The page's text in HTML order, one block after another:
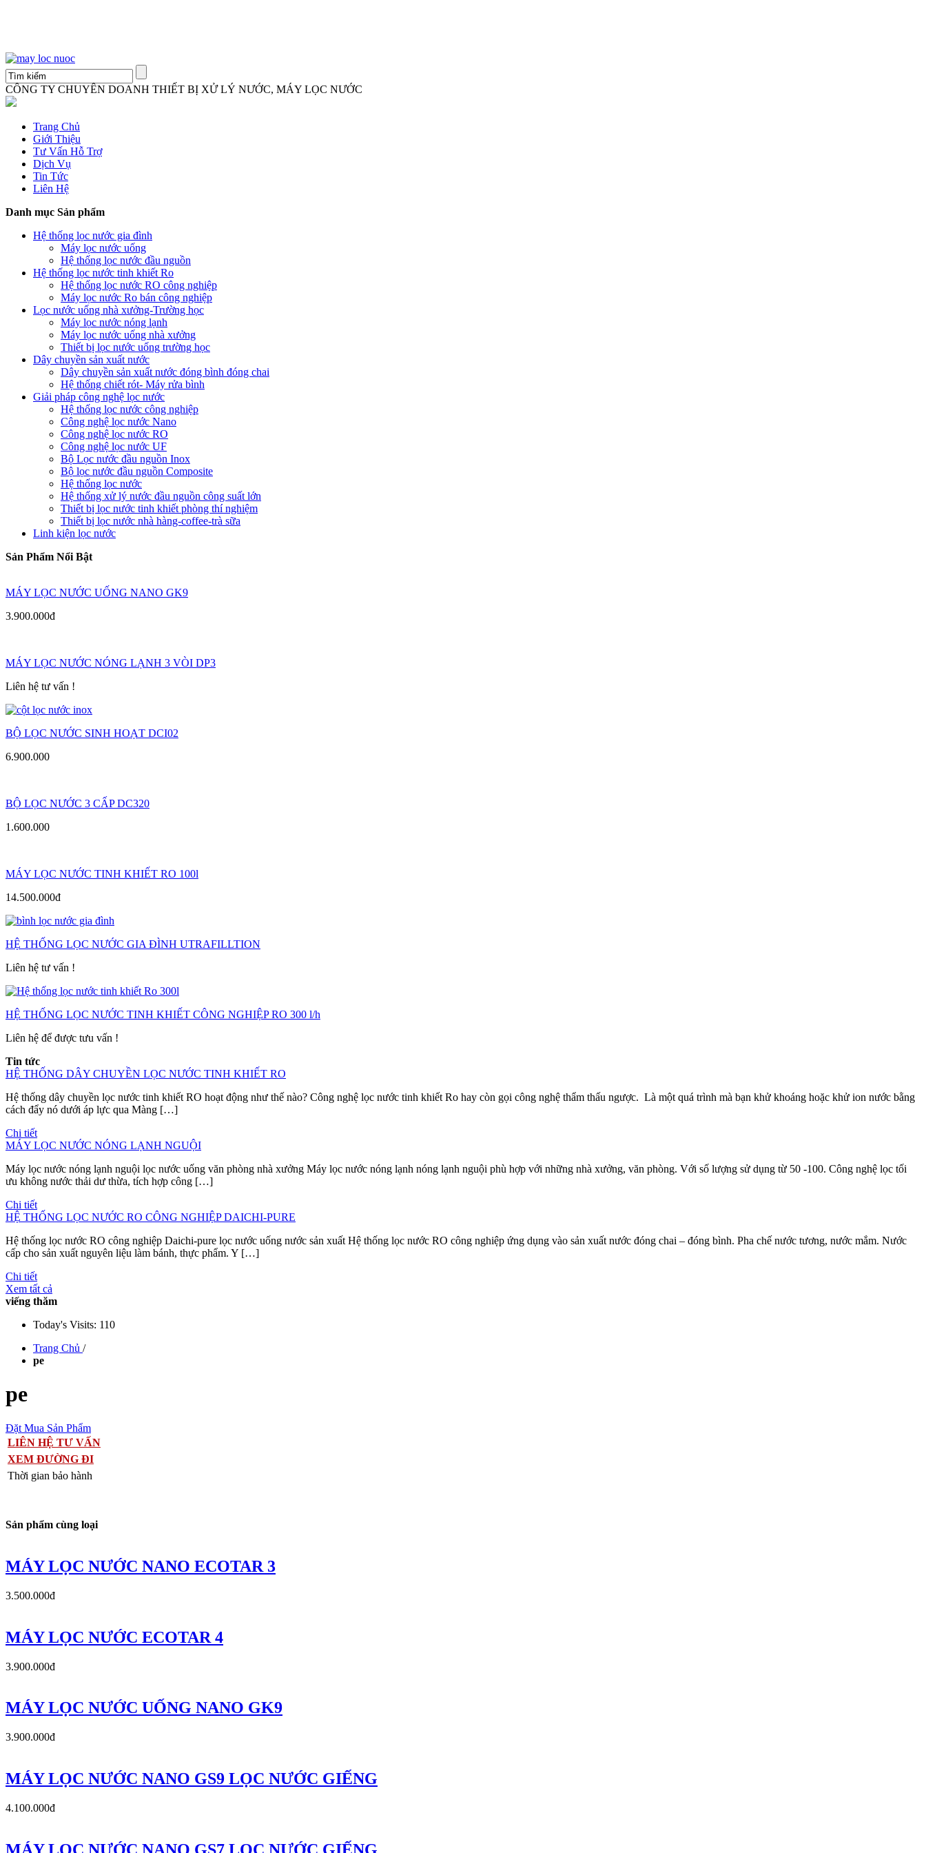
CÔNG TY CHUYÊN DOANH THIẾT BỊ XỬ LÝ NƯỚC, MÁY LỌC NƯỚC
Trang Chủ
Giới Thiệu
Tư Vấn Hỗ Trợ
Dịch Vụ
Tin Tức
Liên Hệ
Danh mục Sản phẩm
Hệ thống lọc nước gia đình
Máy lọc nước uống
Hệ thống lọc nước đầu nguồn
Hệ thống lọc nước tinh khiết Ro
Hệ thống lọc nước RO công nghiệp
Máy lọc nước Ro bán công nghiệp
Lọc nước uống nhà xưởng-Trường học
Máy lọc nước nóng lạnh
Máy lọc nước uống nhà xưởng
Thiết bị lọc nước uống trường học
Dây chuyền sản xuất nước
Dây chuyền sản xuất nước đóng bình đóng chai
Hệ thống chiết rót- Máy rửa bình
Giải pháp công nghệ lọc nước
Hệ thống lọc nước công nghiệp
Công nghệ lọc nước Nano
Công nghệ lọc nước RO
Công nghệ lọc nước UF
Bộ Lọc nước đầu nguồn Inox
Bộ lọc nước đầu nguồn Composite
Hệ thống lọc nước
Hệ thống xử lý nước đầu nguồn công suất lớn
Thiết bị lọc nước tinh khiết phòng thí nghiệm
Thiết bị lọc nước nhà hàng-coffee-trà sữa
Linh kiện lọc nước
Sản Phẩm Nổi Bật
MÁY LỌC NƯỚC UỐNG NANO GK9
3.900.000đ
MÁY LỌC NƯỚC NÓNG LẠNH 3 VÒI DP3
Liên hệ tư vấn !
BỘ LỌC NƯỚC SINH HOẠT DCI02
6.900.000
BỘ LỌC NƯỚC 3 CẤP DC320
1.600.000
MÁY LỌC NƯỚC TINH KHIẾT RO 100l
14.500.000đ
HỆ THỐNG LỌC NƯỚC GIA ĐÌNH UTRAFILLTION
Liên hệ tư vấn !
HỆ THỐNG LỌC NƯỚC TINH KHIẾT CÔNG NGHIỆP RO 300 l/h
Liên hệ để được tưu vấn !
Tin tức
HỆ THỐNG DÂY CHUYỀN LỌC NƯỚC TINH KHIẾT RO
Hệ thống dây chuyền lọc nước tinh khiết RO hoạt động như thế nào? Công nghệ lọc nước tinh khiết Ro hay còn gọi công nghệ thẩm thấu ngược. Là một quá trình mà bạn khử khoáng hoặc khử ion nước bằng
cách đẩy nó dưới áp lực qua Màng […]
Chi tiết
MÁY LỌC NƯỚC NÓNG LẠNH NGUỘI
Máy lọc nước nóng lạnh nguội lọc nước uống văn phòng nhà xưởng Máy lọc nước nóng lạnh nóng lạnh nguội phù hợp với những nhà xưởng, văn phòng. Với số lượng sử dụng từ 50 -100. Công nghệ lọc tối
ưu không nước thải dư thừa, tích hợp công […]
Chi tiết
HỆ THỐNG LỌC NƯỚC RO CÔNG NGHIỆP DAICHI-PURE
Hệ thống lọc nước RO công nghiệp Daichi-pure lọc nước uống nước sản xuất Hệ thống lọc nước RO công nghiệp ứng dụng vào sản xuất nước đóng chai – đóng bình. Pha chế nước tương, nước mắm. Nước
cấp cho sản xuất nguyên liệu làm bánh, thực phẩm. Y […]
Chi tiết
Xem tất cả
viếng thăm
Today's Visits: 110
Trang Chủ /
pe
pe
Đặt Mua Sản Phẩm
LIÊN HỆ TƯ VẤN
XEM ĐƯỜNG ĐI
Thời gian bảo hành
Sản phẩm cùng loại
MÁY LỌC NƯỚC NANO ECOTAR 3
3.500.000đ
MÁY LỌC NƯỚC ECOTAR 4
3.900.000đ
MÁY LỌC NƯỚC UỐNG NANO GK9
3.900.000đ
MÁY LỌC NƯỚC NANO GS9 LỌC NƯỚC GIẾNG
4.100.000đ